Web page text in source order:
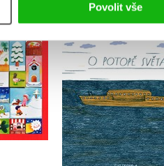
Povolit vše
O potopě
Ivana